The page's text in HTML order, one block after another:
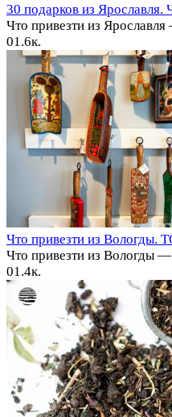
30 подарков из Ярославля.
Что привезти из
01.6к.
Что привезти из Вологды.
Что привезти из Вологды
01.4к.